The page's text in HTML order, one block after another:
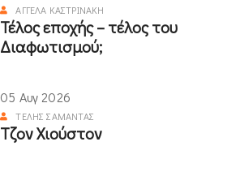
ΑΓΓΈΛΑ ΚΑΣΤΡΙΝΆΚΗ
Τέλος εποχής – τέλος του
Διαφωτισμού;
05 Αυγ 2026
ΤΈΛΗΣ ΣΑΜΑΝΤΆΣ
Τζον Χιούστον